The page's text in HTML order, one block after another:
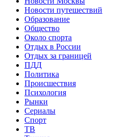
Новости путешествий
Образование
Общество
Около спорта
Отдых в России
Отдых за границей
ПДД
Политика
Происшествия
Психология
Рынки
Сериалы
Спорт
ТВ